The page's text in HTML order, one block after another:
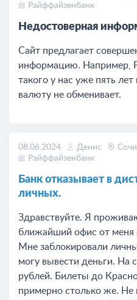
Райффайзенбанк
Недостоверная
Сайт предлагает
информацию. Например,
такого у нас уже пять лет
валюту не обменивает.
08.06.2024 Денис
Сочи
Райффайзенбанк
Банк отказывает в
личных.
Здравствуйте. Я
ближайший офис от меня
Мне заблокировали
могу вывести деньги. На
рублей. Билеты до
примерно столько же. Не